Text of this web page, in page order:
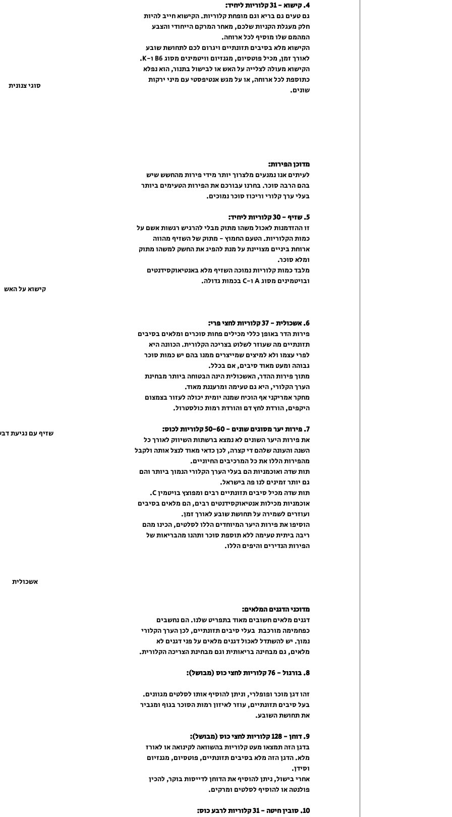
סוגי צנונית
4. קישוא - 31 קלוריות ליחיד:
קישוא על האש
גם טעים גם בריא וגם מופחת קלוריות. הקישוא חייב להיות
חלק מעגלת הקניות שלכם, מאחר המרקם הייחודי והצבע
המהמם שלו מוסיף לכל ארוחה.
הקישוא מלא בסיבים תזונתיים ויגרום לכם לתחושת שובע
לאורך זמן, מכיל פוטסיום, מגנזיום וויטמינים מסוג B6 ו-K.
הקישוא מעולה לצלייה על האש או לבישול בתנור, הוא נפלא
כתוספת לכל ארוחה, או על מגש אנטיפסטי עם מיני ירקות
שונים.
מדוכן הפירות:
לעיתים אנו נמנעים מלצרוך יותר מידי פירות מהחשש שיש
בהם הרבה סוכר. בחרנו עבורכם את הפירות הטעימים ביותר
בעלי ערך קלורי וריכוז סוכר נמוכים.
5. שזיף - 30 קלוריות ליחיד:
שזיף עם נגיעת
זו ההזדמנות לאכול משהו מתוק מבלי להרגיש רגשות אשם על
כמות הקלוריות. הטעם החמוץ - מתוק של השזיף מהווה
ארוחת ביניים מצויינת על מנת להפיג את החשק למשהו מתוק
ומלא סוכר.
מלבד כמות קלוריות נמוכה השזיף מלא באנטיאוקסידנטים
ובויטמינים מסוג A ו-C בכמות גדולה.
6. אשכולית - 37 קלוריות לחצי פרי:
אשכולית
פירות הדר באופן כללי מכילים פחות סוכרים ומלאים בסיבים
תזונתיים מה שעוזר לשלוט בצריכה הקלורית. הכוונה היא
לפרי עצמו ולא למיצים שמייצרים ממנו בהם יש כמות סוכר
גבוהה ומעט מאוד סיבים, אם בכלל.
מתוך פירות ההדר, האשכולית הינה הבטוחה ביותר מבחינת
הערך הקלורי, היא גם טעימה ומרעננת מאוד.
מחקר אמריקני אף הוכיח שמנה יומית יכולה לעזור בצמצום
היקפים, הורדת לחץ דם והורדת רמות כולסטרול.
7. פירות יער מסוגים שונים - 50-60 קלוריות לכוס:
את פירות היער השונים לא נמצא ברשתות השיווק לאורך כל
השנה והעונה שלהם די קצרה, לכן כדאי מאוד לנצל אותה ולקבל
מהפירות הללו את כל המרכיבים החיוניים.
תות שדה ואוכמניות הם בעלי הערך הקלורי הנמוך ביותר והם
גם יותר זמינים לנו פה בישראל.
תות שדה מכיל סיבים תזונתיים רבים ומפוצץ בויטמין C.
אוכמניות מכילות אנטיאוקסידנטים רבים, הם מלאים בסיבים
ועוזרים לשמירה על תחושת שובע לאורך זמן.
הוסיפו את פירות היער המיוחדים הללו לסלטים, הכינו מהם
ריבה ביתית טעימה ללא תוספת סוכר ותהנו מהבריאות של
הפירות הנדירים והיפים הללו.
מדוכני הדגנים המלאים:
דגנים מלאים חשובים מאוד בתפריט שלנו. הם נחשבים
כפחמימה מורכבת  בעלי סיבים תזונתיים, לכן הערך הקלורי
נמוך. יש להשתדל לאכול דגנים מלאים על פני דגנים לא
מלאים, גם מבחינה בריאותית וגם מבחינת הצריכה הקלורית.
8. בורגול - 76 קלוריות לחצי כוס (מבושל):
זהו דגן מוכר ופופלרי, וניתן להוסיף אותו לסלטים מגוונים.
בעל סיבים תזונתיים, עוזר לאיזון רמות הסוכר בגוף ומגביר
את תחושת השובע.
9. דוחן - 128 קלוריות לחצי כוס (מבושל):
בדגן הזה תמצאו מעט קלוריות בהשוואה לקינואה או לאורז
מלא. הדגן הזה מלא בסיבים תזונתיים, פוטסיום, מגנזיום
וסידן.
אחרי בישול, ניתן להוסיף את הדוחן לדייסות בוקר, להכין
פולנטה או להוסיף לסלטים ומרקים.
10. סובין חיטה - 31 קלוריות לרבע כוס: